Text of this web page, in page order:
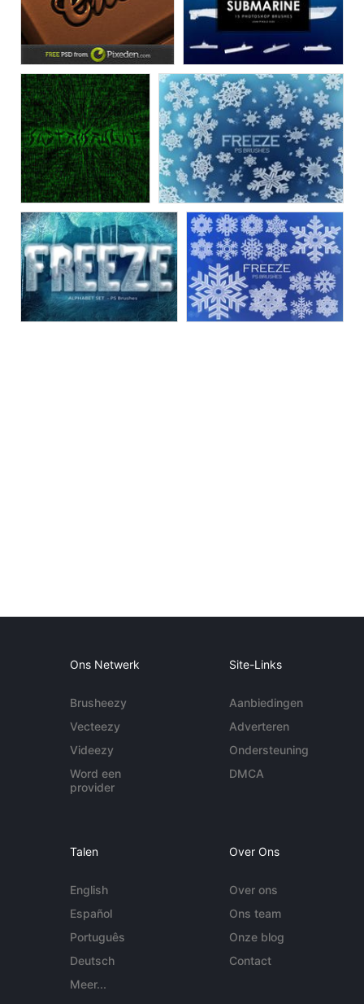
Ons Netwerk
Brusheezy
Vecteezy
Videezy
Word een
provider
Site-Links
Aanbiedingen
Adverteren
Ondersteuning
DMCA
Talen
English
Español
Português
Deutsch
Meer...
Over Ons
Over ons
Ons team
Onze blog
Contact